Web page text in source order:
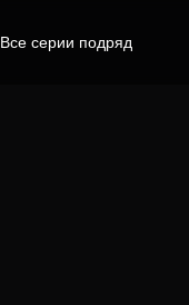
Все серии подряд